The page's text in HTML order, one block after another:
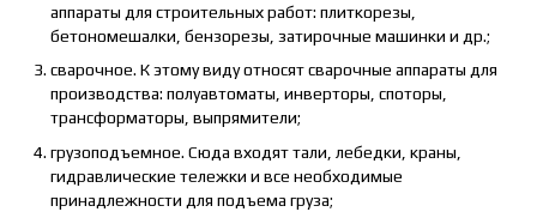
аппараты для строительных работ: плиткорезы,
бетономешалки, бензорезы, затирочные машинки и др.;
сварочное. К этому виду относят сварочные аппараты для
производства: полуавтоматы, инверторы, споторы,
трансформаторы, выпрямители;
грузоподъемное. Сюда входят тали, лебедки, краны,
гидравлические тележки и все необходимые
принадлежности для подъема груза;